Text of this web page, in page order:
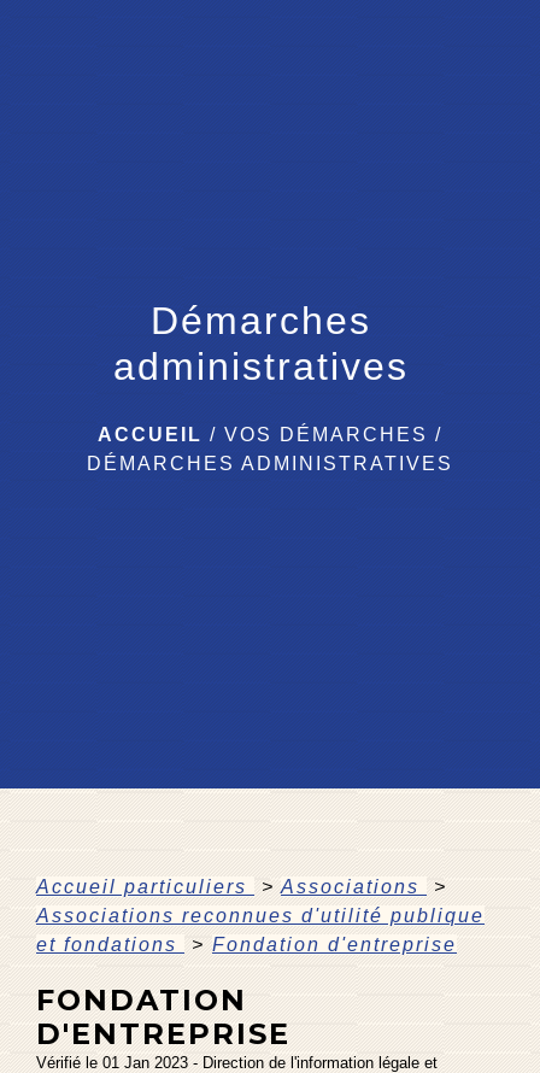
Démarches
administratives
ACCUEIL / VOS DÉMARCHES /
DÉMARCHES ADMINISTRATIVES
Accueil particuliers > Associations
>
Associations reconnues d'utilité publique
et fondations
> Fondation d'entreprise
FONDATION
D'ENTREPRISE
Vérifié le 01 Jan 2023 - Direction de l'information légale et